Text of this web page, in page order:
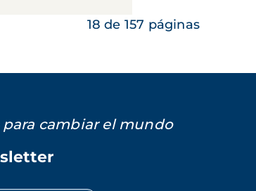
18 de 157 páginas
cambiar el mundo